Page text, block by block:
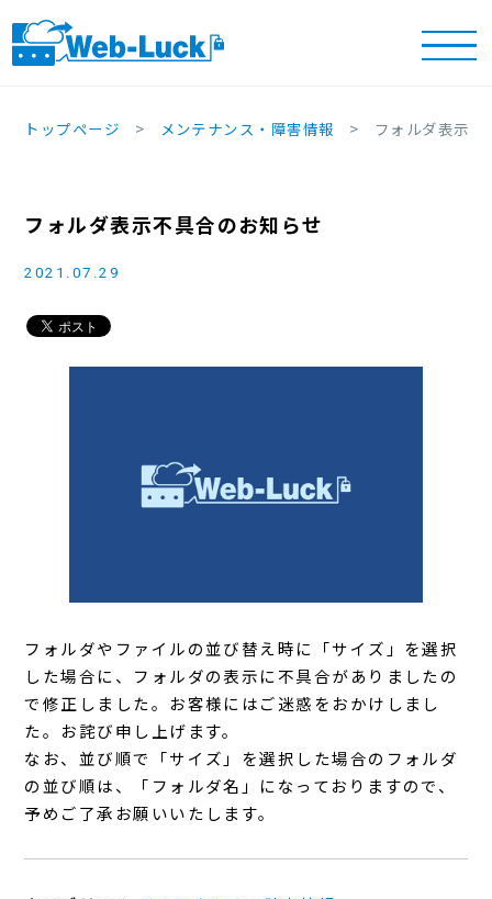
トップページ メンテナンス・障害情報 フォルダ表示
フォルダ表示不具合のお知らせ
2021.07.29
フォルダやファイルの並び替え時に「サイズ」を選択
した場合に、フォルダの表示に不具合がありましたの
で修正しました。お客様にはご迷惑をおかけしまし
た。お詫び申し上げます。
なお、並び順で「サイズ」を選択した場合のフォルダ
の並び順は、「フォルダ名」になっておりますので、
予めご了承お願いいたします。